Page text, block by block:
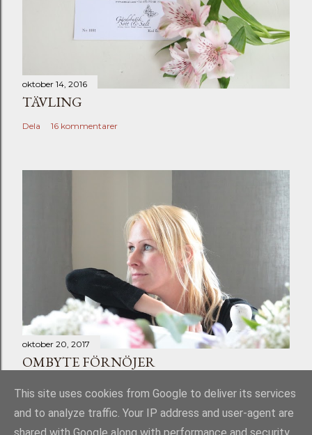
oktober 14, 2016
TÄVLING
Dela 16 kommentarer
oktober 20, 2017
OMBYTE FÖRNÖJER
This site uses cookies from Google to deliver its services
and to analyze traffic. Your IP address and user-agent are